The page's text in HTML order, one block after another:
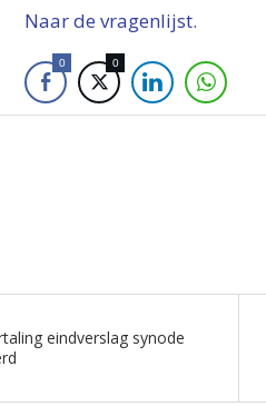
Naar de vragenlijst.
0 0
eindverslag synode